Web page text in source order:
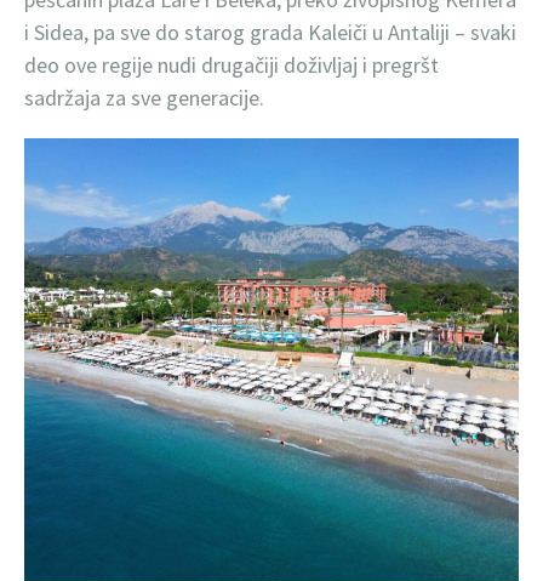
i Sidea, pa sve do starog grada Kaleiči u Antaliji – svaki
deo ove regije nudi drugačiji doživljaj i pregršt
sadržaja za sve generacije.